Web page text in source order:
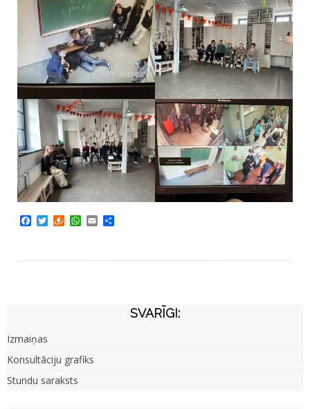
Facebook
TwitterDraugiem
WhatsApp
Email
SVARĪGI:
Izmaiņas
Konsultāciju grafiks
Stundu saraksts